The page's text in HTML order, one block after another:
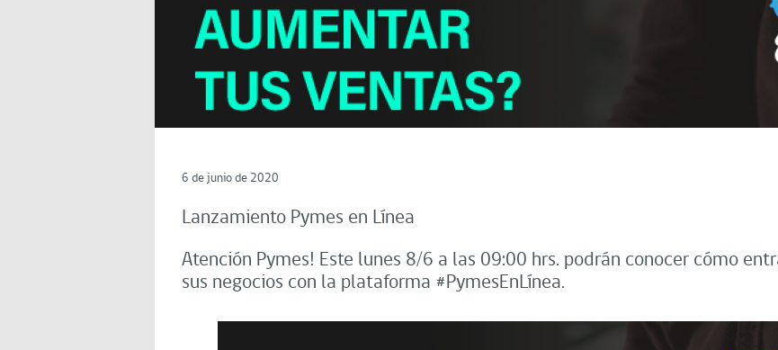
6 de junio de 2020
Lanzamiento Pymes en Línea
Atención Pymes! Este lunes 8/6 a las 09:00 hrs. podrán conocer cómo
sus negocios con la plataforma #PymesEnLínea.